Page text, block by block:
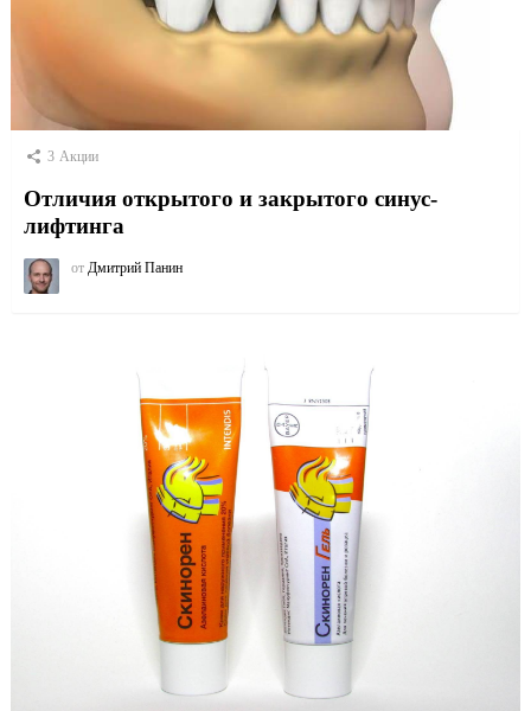
3 Акции
Отличия открытого и закрытого синус-
лифтинга
от Дмитрий Панин